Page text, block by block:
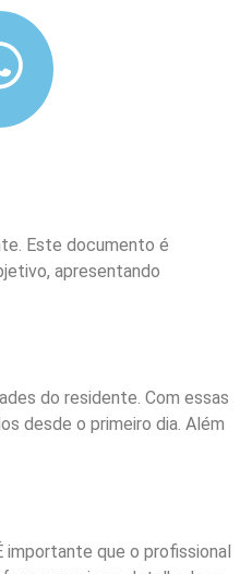
Este documento é
apresentando
do residente. Com essas
desde o primeiro dia. Além
importante que o profissional